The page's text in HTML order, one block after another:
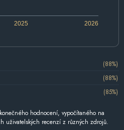
2025 2026
(88%)
(88%)
(85%)
hodnocení, vypočítaného na
uživatelských recenzí z různých zdrojů.